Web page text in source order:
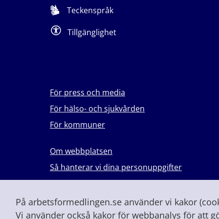
På arbetsformedlingen.se använder vi kakor
Vi använder också kakor för webbanalys för att
Teckenspråk
Tillgänglighet
För press och media
För hälso- och sjukvården
För kommuner
Om webbplatsen
Så hanterar vi dina personuppgifter
Lever du med våld i en nära relation?
Vid höjd beredskap och krig